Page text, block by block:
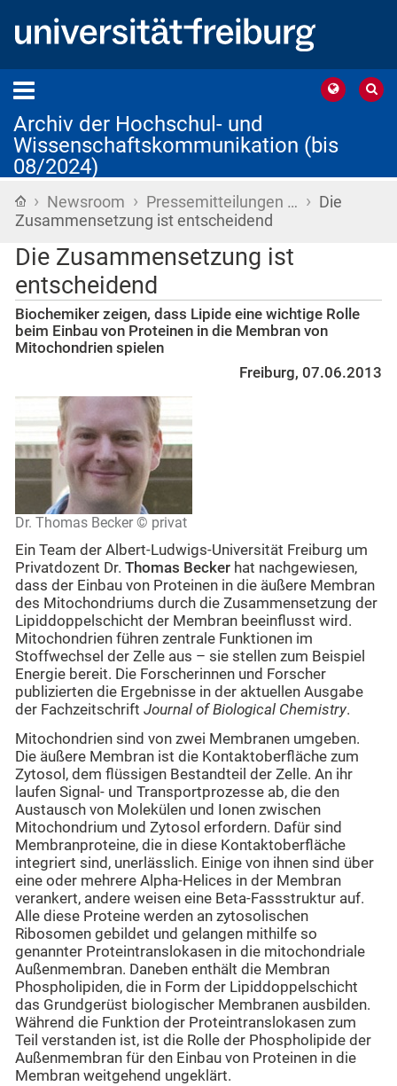
Archiv der Hochschul- und
Wissenschaftskommunikation (bis
08/2024)
Startseite
› Newsroom › Pressemitteilungen … › Die
Zusammensetzung ist entscheidend
Die Zusammensetzung ist
entscheidend
Biochemiker zeigen, dass Lipide eine wichtige Rolle
beim Einbau von Proteinen in die Membran von
Mitochondrien spielen
Freiburg, 07.06.2013
Dr. Thomas Becker © privat
Ein Team der Albert-Ludwigs-Universität Freiburg um
Privatdozent Dr. Thomas Becker hat nachgewiesen,
dass der Einbau von Proteinen in die äußere Membran
des Mitochondriums durch die Zusammensetzung der
Lipiddoppelschicht der Membran beeinflusst wird.
Mitochondrien führen zentrale Funktionen im
Stoffwechsel der Zelle aus – sie stellen zum Beispiel
Energie bereit. Die Forscherinnen und Forscher
publizierten die Ergebnisse in der aktuellen Ausgabe
der Fachzeitschrift Journal of Biological Chemistry.
Mitochondrien sind von zwei Membranen umgeben.
Die äußere Membran ist die Kontaktoberfläche zum
Zytosol, dem flüssigen Bestandteil der Zelle. An ihr
laufen Signal- und Transportprozesse ab, die den
Austausch von Molekülen und Ionen zwischen
Mitochondrium und Zytosol erfordern. Dafür sind
Membranproteine, die in diese Kontaktoberfläche
integriert sind, unerlässlich. Einige von ihnen sind über
eine oder mehrere Alpha-Helices in der Membran
verankert, andere weisen eine Beta-Fassstruktur auf.
Alle diese Proteine werden an zytosolischen
Ribosomen gebildet und gelangen mithilfe so
genannter Proteintranslokasen in die mitochondriale
Außenmembran. Daneben enthält die Membran
Phospholipiden, die in Form der Lipiddoppelschicht
das Grundgerüst biologischer Membranen ausbilden.
Während die Funktion der Proteintranslokasen zum
Teil verstanden ist, ist die Rolle der Phospholipide der
Außenmembran für den Einbau von Proteinen in die
Membran weitgehend ungeklärt.